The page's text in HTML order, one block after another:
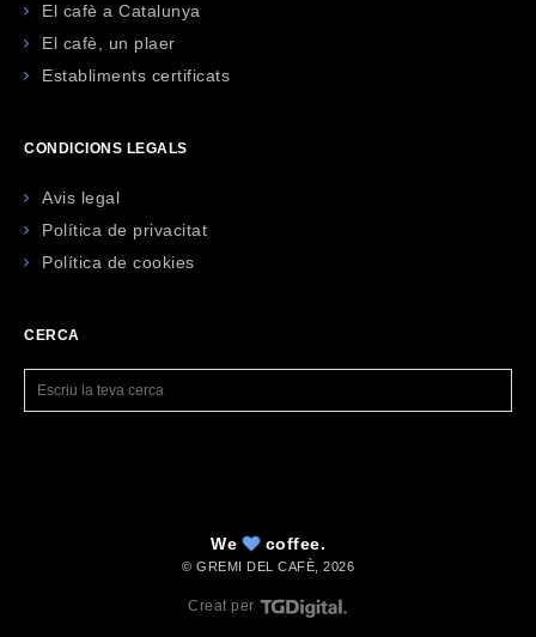
El cafè a Catalunya
El cafè, un plaer
Establiments certificats
CONDICIONS LEGALS
Avis legal
Política de privacitat
Política de cookies
CERCA
We coffee.
© GREMI DEL CAFÈ, 2026
Creat per